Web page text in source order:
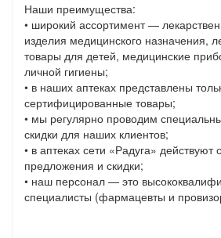
Наши преимущества:
• широкий ассортимент —
изделия медицинского назначения,
товары для детей, медицинские
личной гигиены;
• в наших аптеках представлены
сертифицированные товары;
• мы регулярно проводим
скидки для наших клиентов;
• в аптеках сети «Радуга» действуют
предложения и скидки;
• наш персонал — это
специалисты (фармацевты и